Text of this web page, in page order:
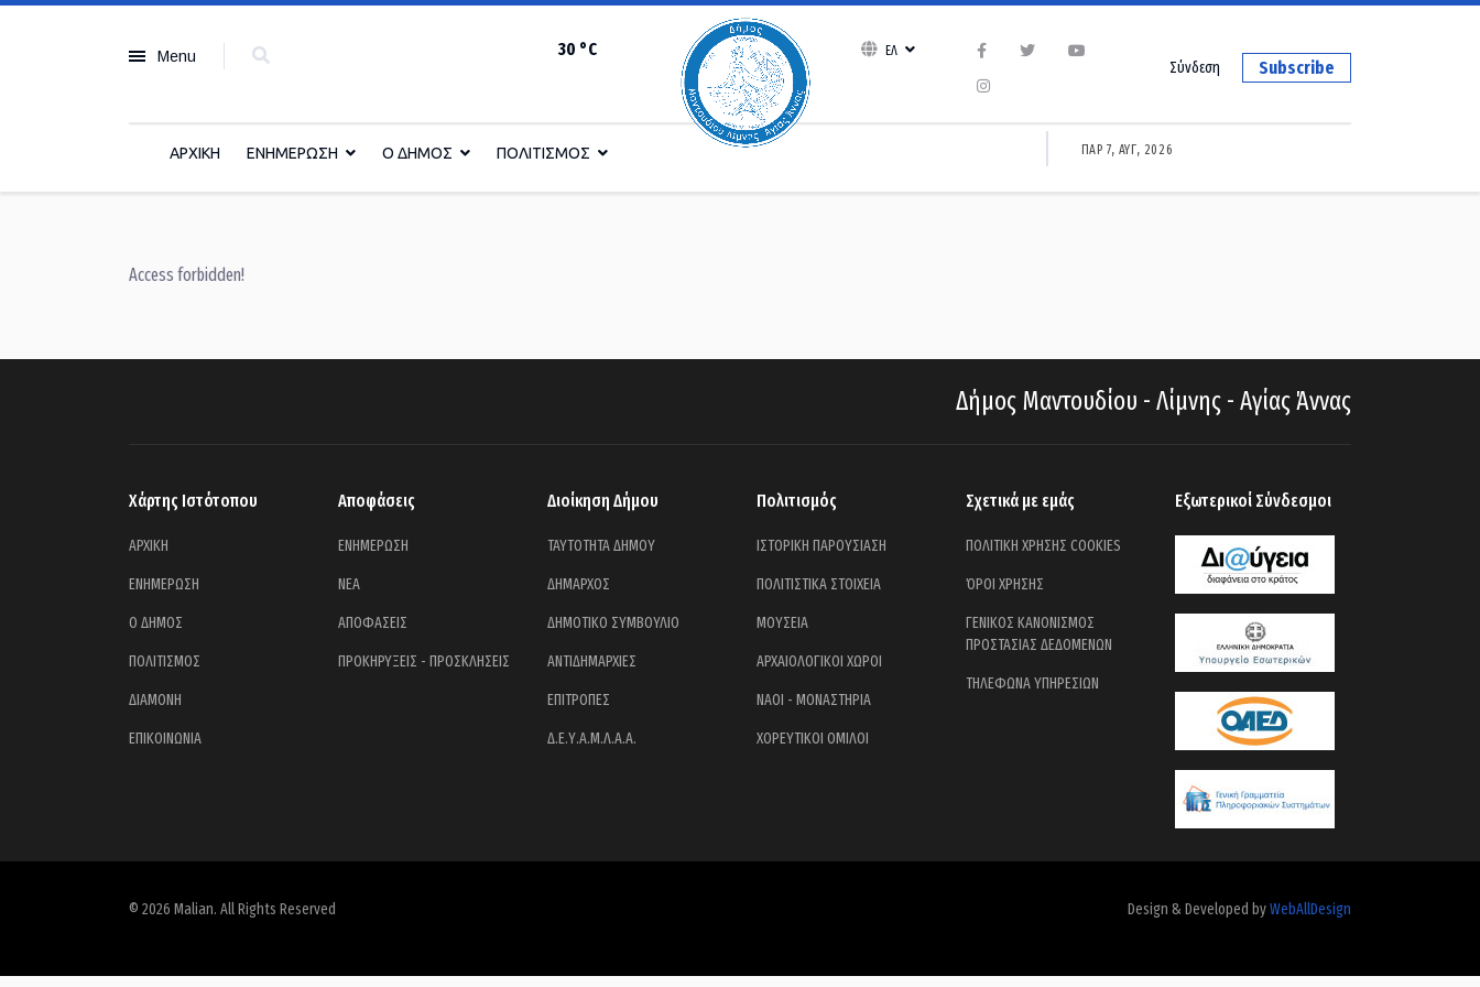
Menu 30 °C ΕΛ
Subscribe
Σύνδεση
ΑΡΧΙΚΗ ΕΝΗΜΕΡΩΣΗ Ο ΔΗΜΟΣ ΠΟΛΙΤΙΣΜΟΣ ΠΑΡ 7, ΑΥΓ, 2026
Access forbidden!
Δήμος Μαντουδίου - Λίμνης - Αγίας Άννας
Χάρτης Ιστότοπου
ΑΡΧΙΚΗ
ΕΝΗΜΕΡΩΣΗ
Ο ΔΗΜΟΣ
ΠΟΛΙΤΙΣΜΟΣ
ΔΙΑΜΟΝΗ
ΕΠΙΚΟΙΝΩΝΙΑ
Αποφάσεις
ΕΝΗΜΕΡΩΣΗ
ΝΕΑ
ΑΠΟΦΑΣΕΙΣ
ΠΡΟΚΗΡΥΞΕΙΣ - ΠΡΟΣΚΛΗΣΕΙΣ
Διοίκηση Δήμου
ΤΑΥΤΟΤΗΤΑ ΔΗΜΟΥ
ΔΗΜΑΡΧΟΣ
ΔΗΜΟΤΙΚΟ ΣΥΜΒΟΥΛΙΟ
ΑΝΤΙΔΗΜΑΡΧΙΕΣ
ΕΠΙΤΡΟΠΕΣ
Δ.Ε.Υ.Α.Μ.Λ.Α.Α.
Πολιτισμός
ΙΣΤΟΡΙΚΗ ΠΑΡΟΥΣΙΑΣΗ
ΠΟΛΙΤΙΣΤΙΚΑ ΣΤΟΙΧΕΙΑ
ΜΟΥΣΕΙΑ
ΑΡΧΑΙΟΛΟΓΙΚΟΙ ΧΩΡΟΙ
ΝΑΟΙ - ΜΟΝΑΣΤΗΡΙΑ
ΧΟΡΕΥΤΙΚΟΙ ΟΜΙΛΟΙ
Σχετικά με εμάς
ΠΟΛΙΤΙΚΗ ΧΡΗΣΗΣ COOKIES
ΌΡΟΙ ΧΡΗΣΗΣ
ΓΕΝΙΚΟΣ ΚΑΝΟΝΙΣΜΟΣ
ΠΡΟΣΤΑΣΙΑΣ ΔΕΔΟΜΕΝΩΝ
ΤΗΛΕΦΩΝΑ ΥΠΗΡΕΣΙΩΝ
Εξωτερικοί Σύνδεσμοι
© 2026 Malian. All Rights Reserved Design & Developed byWebAllDesign